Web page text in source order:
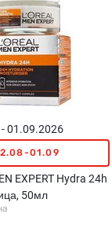
01.09.2026
01.09
EXPERT Hydra 24h
50мл